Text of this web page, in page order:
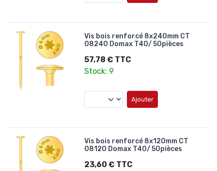
Vis bois renforcé 8x240mm CT
08240 Domax T40/ 50pièces
57,78 € TTC
Stock: 9
Ajouter
Vis bois renforcé 8x120mm CT
08120 Domax T40/ 50pièces
23,60 € TTC